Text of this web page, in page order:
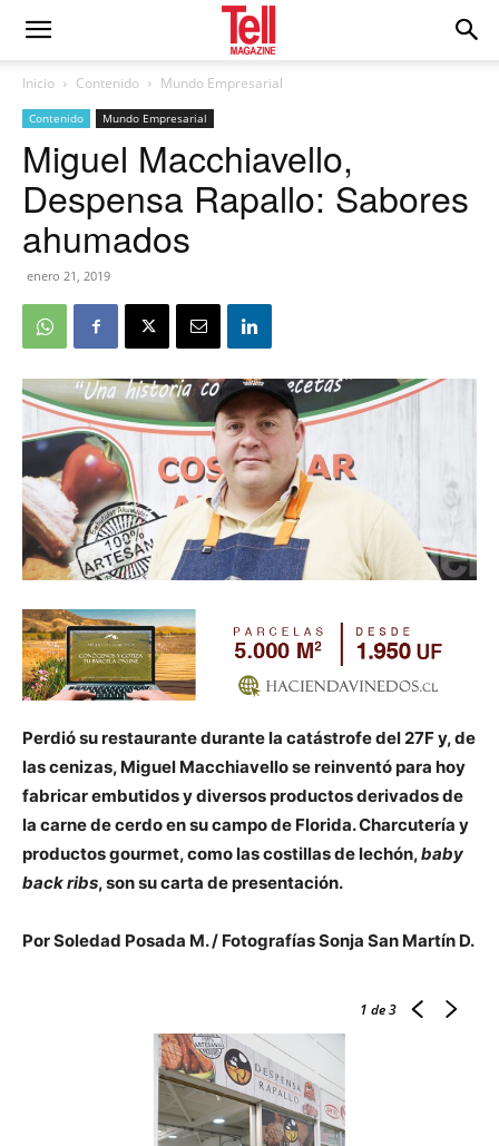
Inicio Contenido Mundo Empresarial
Contenido Mundo Empresarial
Miguel Macchiavello,
Despensa Rapallo: Sabores
ahumados
enero 21, 2019
Perdió su restaurante durante la catástrofe del 27F y, de
las cenizas, Miguel Macchiavello se reinventó para hoy
fabricar embutidos y diversos productos derivados de
la carne de cerdo en su campo de Florida. Charcutería y
productos gourmet, como las costillas de lechón,baby
back ribs, son su carta de presentación.
Por Soledad Posada M. / Fotografías Sonja San Martín D.
1 de 3